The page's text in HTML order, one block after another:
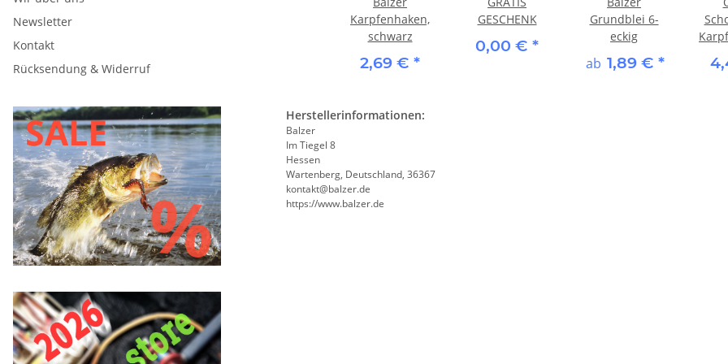
Karpfenhaken,
schwarz
2,69 € *
GESCHENK
0,00 € *
Grundblei 6-
eckig
ab 1,89 € *
Herstellerinformationen:
Balzer
Im Tiegel 8
Hessen
Wartenberg, Deutschland, 36367
kontakt@balzer.de
https://www.balzer.de
Newsletter
Kontakt
Rücksendung & Widerruf